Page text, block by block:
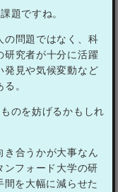
題ですね。
の問題ではなく、科
研究者が十分に活躍
発見や気候変動など
。
のを妨げるかもしれ
き合うかが大事なん
ンフォード大学の研
を大幅に減らせた